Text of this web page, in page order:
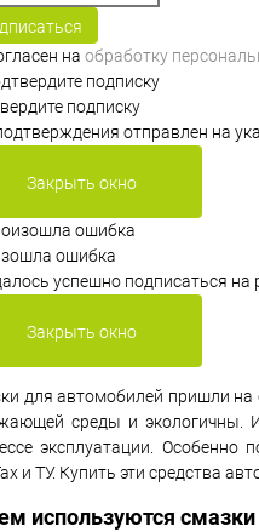
В избранное В наличии
на обработку
подписку
отправлен на
Закрыть окно
ошибка
успешно подписаться на
Закрыть окно
для автомобилей пришли
среды и экологичны.
эксплуатации.
и ТУ. Купить эти средства
используются